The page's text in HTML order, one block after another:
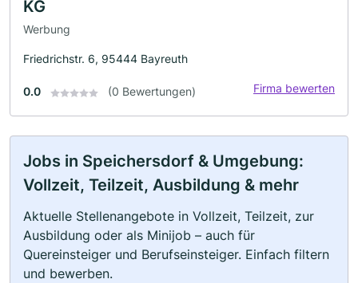
KG
Werbung
Friedrichstr. 6, 95444 Bayreuth
0.0 (0 Bewertungen) Firma bewerten
Jobs in Speichersdorf & Umgebung:
Vollzeit, Teilzeit, Ausbildung & mehr
Aktuelle Stellenangebote in Vollzeit, Teilzeit, zur
Ausbildung oder als Minijob – auch für
Quereinsteiger und Berufseinsteiger. Einfach filtern
und bewerben.